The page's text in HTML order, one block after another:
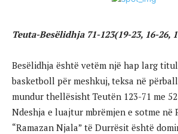
Teuta-Besëlidhja 71-123(19-23, 16-26,
Besëlidhja është vetëm një hap larg
basketboll për meshkuj, teksa në
mundur thellësisht Teutën 123-71 me
Ndeshja e luajtur mbrëmjen e sotme
“Ramazan Njala” të Durrësit është